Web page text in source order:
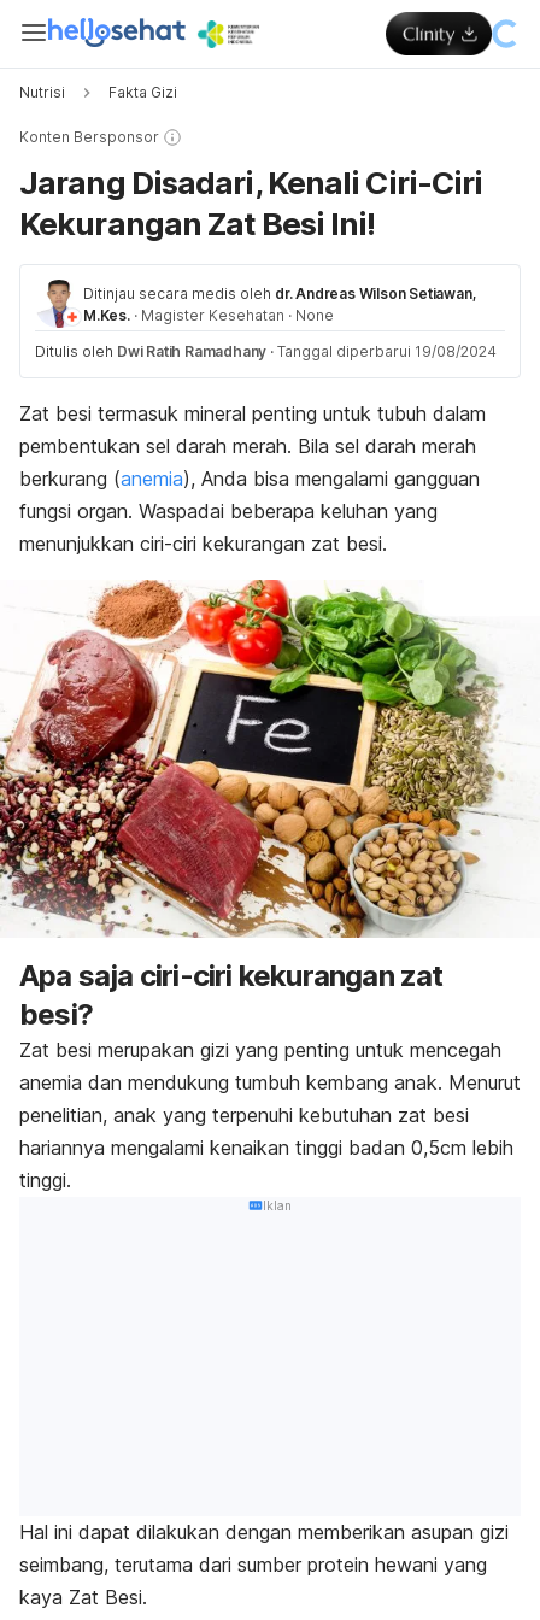
Nutrisi Fakta Gizi
Konten Bersponsor
Jarang Disadari, Kenali Ciri-Ciri
Kekurangan Zat Besi Ini!
Ditinjau secara medis oleh dr. Andreas Wilson Setiawan,
M.Kes. · Magister Kesehatan · None
Ditulis oleh Dwi Ratih Ramadhany · Tanggal diperbarui 19/08/2024
Zat besi termasuk mineral penting untuk tubuh dalam
pembentukan sel darah merah. Bila sel darah merah
berkurang (anemia), Anda bisa mengalami gangguan
fungsi organ. Waspadai beberapa keluhan yang
menunjukkan ciri-ciri kekurangan zat besi.
Apa saja ciri-ciri kekurangan zat
besi?
Zat besi merupakan gizi yang penting untuk mencegah
anemia dan mendukung tumbuh kembang anak. Menurut
penelitian, anak yang terpenuhi kebutuhan zat besi
hariannya mengalami kenaikan tinggi badan 0,5cm lebih
tinggi.
Iklan
Hal ini dapat dilakukan dengan memberikan asupan gizi
seimbang, terutama dari sumber protein hewani yang
kaya Zat Besi.